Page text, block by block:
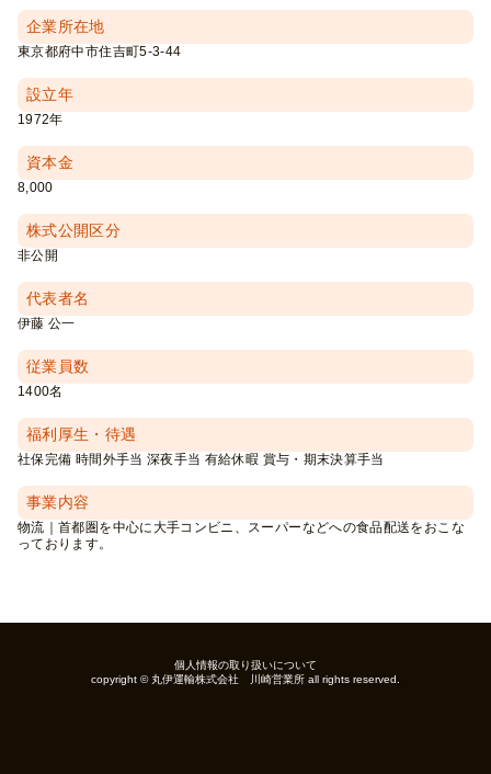
企業所在地
東京都府中市住吉町5-3-44
設立年
1972年
資本金
8,000
株式公開区分
非公開
代表者名
伊藤 公一
従業員数
1400名
福利厚生・待遇
社保完備 時間外手当 深夜手当 有給休暇 賞与・期末決算手当
事業内容
物流｜首都圏を中心に大手コンビニ、スーパーなどへの食品配送をおこな
っております。
個人情報の取り扱いについて
copyright ©丸伊運輸株式会社 川崎営業所 all rights reserved.